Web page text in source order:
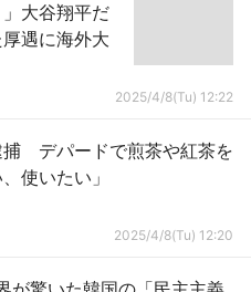
大谷翔平だ
遇に海外大
2025/4/8(Tu) 12:22
デパードで煎茶や紅茶を
使いたい」
2025/4/8(Tu) 12:20